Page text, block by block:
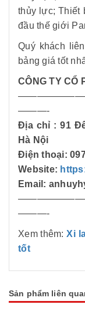
thủy lực; Thiết
đầu thế giới
Quý khách
bảng giá tốt
CÔNG TY CỔ
———-
Địa chỉ : 91
Hà Nội
Điện thoại:
Website:
Email:
———-
Xem thêm:Xi
tốt
Sản phẩm liên